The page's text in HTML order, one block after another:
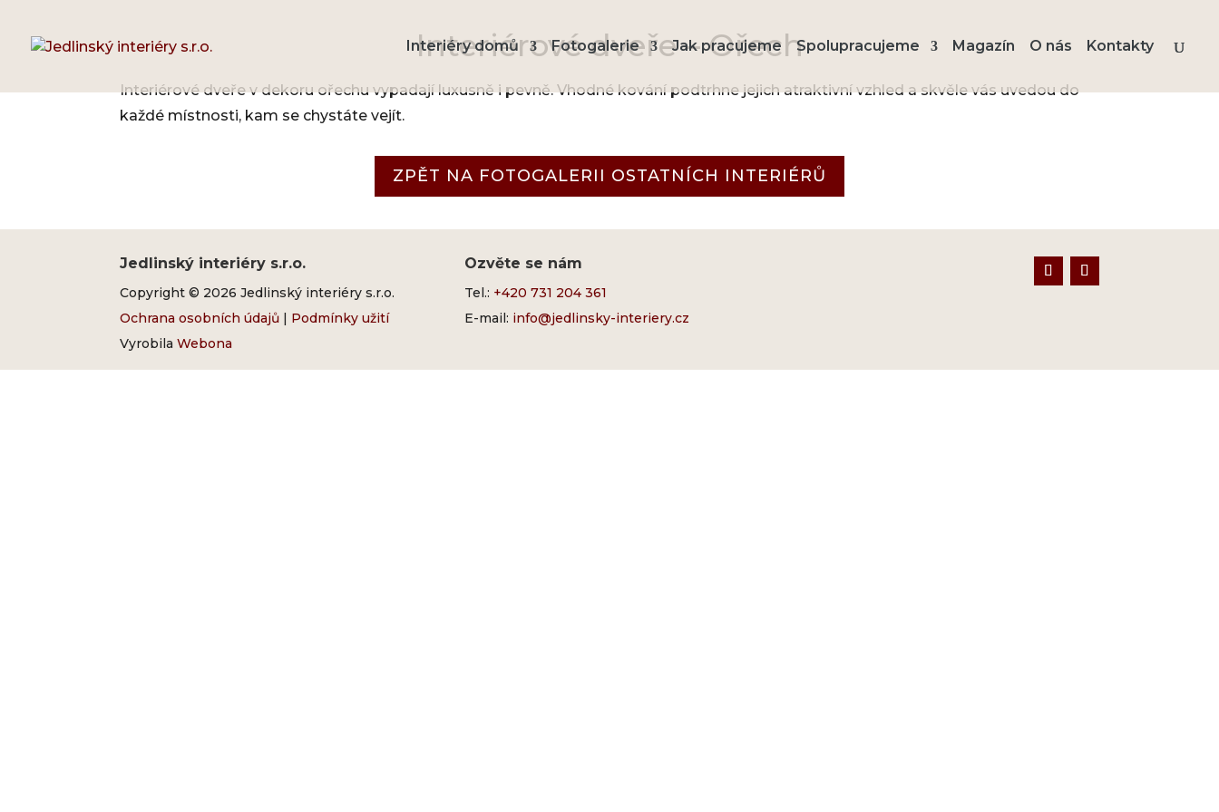
Interiéry domů Fotogalerie Jak pracujeme Spolupracujeme Magazín O nás Kontakty
Interiérové dveře – Ořech
Interiérové dveře v dekoru ořechu vypadají luxusně i pevně. Vhodné kování podtrhne jejich atraktivní vzhled a skvěle vás uvedou do
každé místnosti, kam se chystáte vejít.
ZPĚT NA FOTOGALERII OSTATNÍCH INTERIÉRŮ
Jedlinský interiéry s.r.o.
Copyright © 2026 Jedlinský interiéry s.r.o.
Ochrana osobních údajů | Podmínky užití
Vyrobila Webona
Ozvěte se nám
Tel.: +420 731 204 361
E-mail: info@jedlinsky-interiery.cz